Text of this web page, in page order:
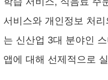
서비스와 개인정보 처
는 신산업 3대 분야인
앱에 대해 선제적으로